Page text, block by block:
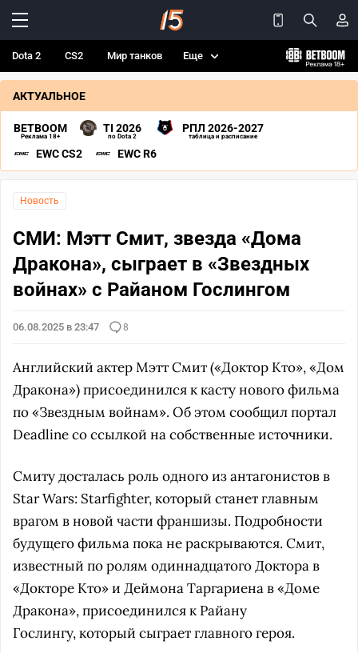
Dota 2 CS2 Мир танков Еще
АКТУАЛЬНОЕ
BETBOOM
Реклама 18+
TI 2026
по Dota 2
РПЛ 2026-2027
таблица и расписание
EWC CS2 EWC R6
Новость
СМИ: Мэтт Смит, звезда «Дома
Дракона», сыграет в «Звездных
войнах» с Райаном Гослингом
06.08.2025 в 23:47 8
Английский актер Мэтт Смит («Доктор Кто», «Дом
Дракона») присоединился к касту нового фильма
по «Звездным войнам». Об этом сообщил портал
Deadline со ссылкой на собственные источники.
Смиту досталась роль одного из антагонистов в
Star Wars: Starfighter, который станет главным
врагом в новой части франшизы. Подробности
будущего фильма пока не раскрываются. Смит,
известный по ролям одиннадцатого Доктора в
«Докторе Кто» и Деймона Таргариена в «Доме
Дракона», присоединился к Райану
Гослингу, который сыграет главного героя.